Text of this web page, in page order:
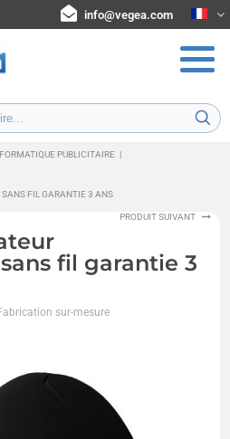
info@vegea.com
PUBLICITAIRE |
SANS FIL GARANTIE 3 ANS
PRODUIT SUIVANT
fil garantie 3
sur-mesure